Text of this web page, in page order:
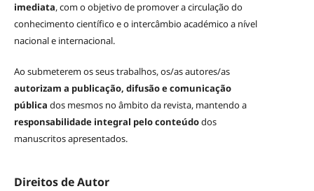
imediata, com o objetivo de promover a circulação do
conhecimento científico e o intercâmbio académico a nível
nacional e internacional.
Ao submeterem os seus trabalhos, os/as autores/as
autorizam a publicação, difusão e comunicação
pública dos mesmos no âmbito da revista, mantendo a
responsabilidade integral pelo conteúdodos
manuscritos apresentados.
Direitos de Autor